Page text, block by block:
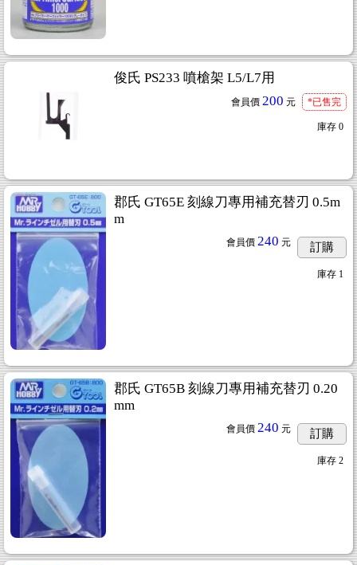
俊氏 PS233 噴槍架 L5/L7用
會員價 200 元 *已售完
庫存 0
郡氏 GT65E 刻線刀專用補充替刃 0.5m
m
會員價 240 元 訂購
庫存 1
郡氏 GT65B 刻線刀專用補充替刃 0.20
mm
會員價 240 元 訂購
庫存 2